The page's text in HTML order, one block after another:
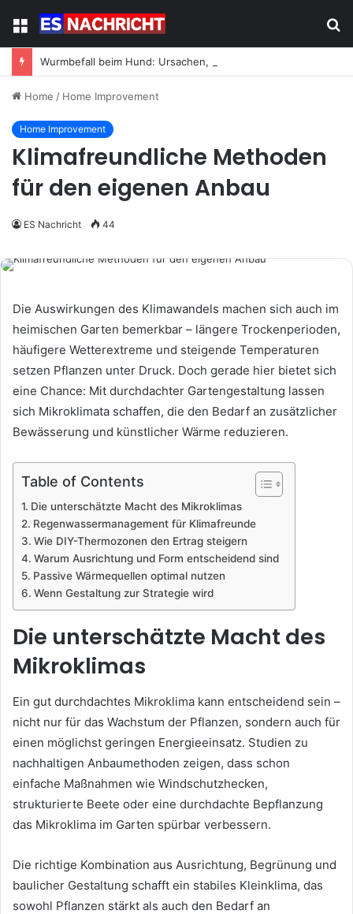
Menu
Home / Home Improvement
Home Improvement
Klimafreundliche Methoden
für den eigenen Anbau
ES Nachricht 44
Die Auswirkungen des Klimawandels machen sich auch im
heimischen Garten bemerkbar – längere Trockenperioden,
häufigere Wetterextreme und steigende Temperaturen
setzen Pflanzen unter Druck. Doch gerade hier bietet sich
eine Chance: Mit durchdachter Gartengestaltung lassen
sich Mikroklimata schaffen, die den Bedarf an zusätzlicher
Bewässerung und künstlicher Wärme reduzieren.
Table of Contents
Die unterschätzte Macht des Mikroklimas
Regenwassermanagement für Klimafreunde
Wie DIY-Thermozonen den Ertrag steigern
Warum Ausrichtung und Form entscheidend sind
Passive Wärmequellen optimal nutzen
Wenn Gestaltung zur Strategie wird
Die unterschätzte Macht des
Mikroklimas
Ein gut durchdachtes Mikroklima kann entscheidend sein –
nicht nur für das Wachstum der Pflanzen, sondern auch für
einen möglichst geringen Energieeinsatz. Studien zu
nachhaltigen Anbaumethoden zeigen, dass schon
einfache Maßnahmen wie Windschutzhecken,
strukturierte Beete oder eine durchdachte Bepflanzung
das Mikroklima im Garten spürbar verbessern.
Die richtige Kombination aus Ausrichtung, Begrünung und
baulicher Gestaltung schafft ein stabiles Kleinklima, das
sowohl Pflanzen stärkt als auch den Bedarf an